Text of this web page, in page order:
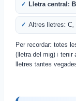
Lletra central: B
Altres lletres: C,
Per recordar: totes
(lletra del mig) i tenir
lletres tantes